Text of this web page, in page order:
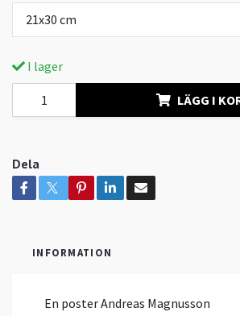
21x30 cm
I lager
LÄGG I
Dela
INFORMATION
En poster Andreas Magnusson